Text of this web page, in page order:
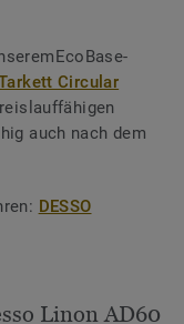
Circular
auch nach dem
DESSO
Linon AD60